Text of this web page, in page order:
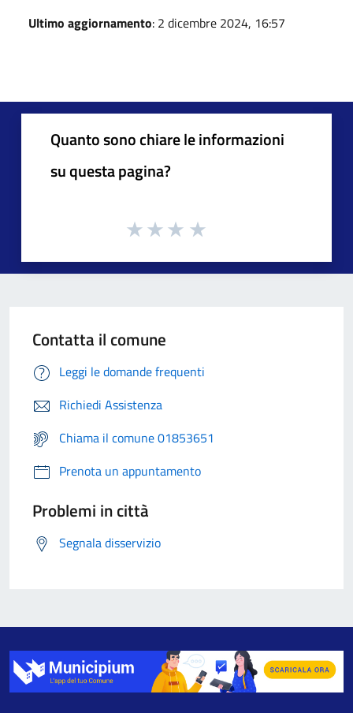
Ultimo aggiornamento: 2 dicembre 2024, 16:57
Quanto sono chiare le informazioni
su questa pagina?
Contatta il comune
Leggi le domande frequenti
Richiedi Assistenza
Chiama il comune 01853651
Prenota un appuntamento
Problemi in città
Segnala disservizio